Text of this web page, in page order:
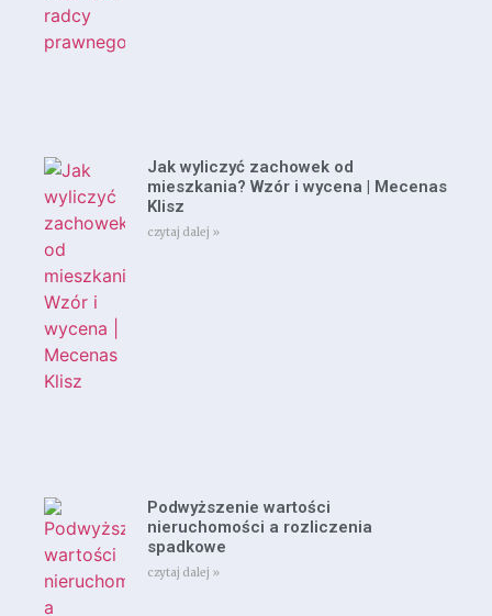
Jak wyliczyć zachowek od
mieszkania? Wzór i wycena | Mecenas
Klisz
czytaj dalej »
Podwyższenie wartości
nieruchomości a rozliczenia
spadkowe
czytaj dalej »